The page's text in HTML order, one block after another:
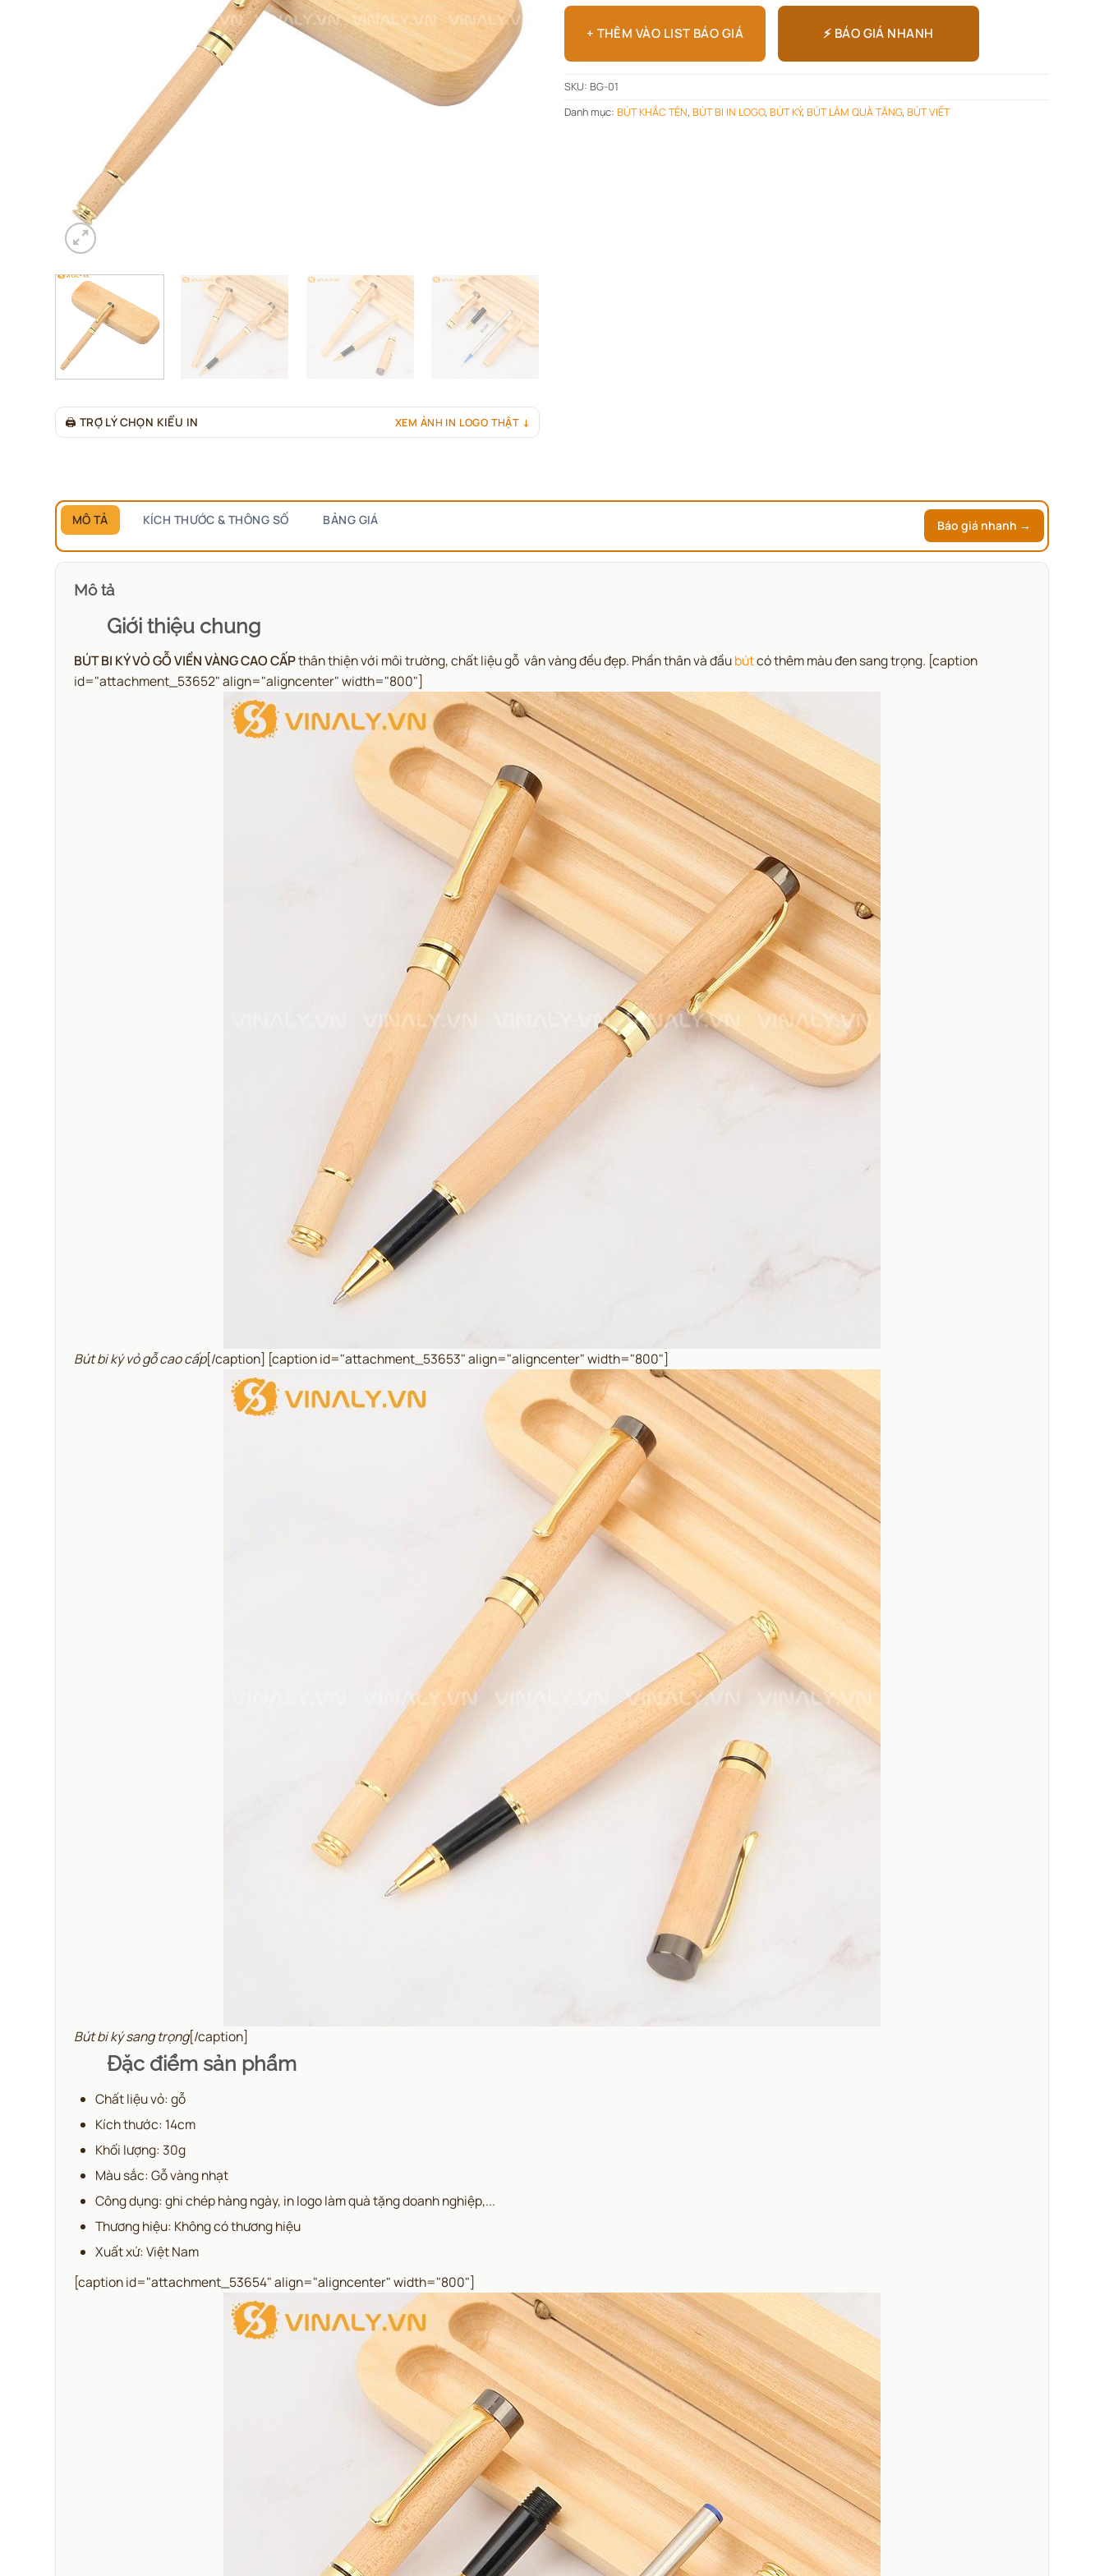
🖨 TRỢ LÝ CHỌN KIỂU IN XEM ẢNH IN LOGO THẬT ↓
+ THÊM VÀO LIST BÁO GIÁ ⚡ BÁO GIÁ NHANH
SKU: BG-01
Danh mục: BÚT KHẮC TÊN, BÚT BI IN LOGO, BÚT KÝ, BÚT LÀM QUÀ TẶNG, BÚT VIẾT
MÔ TẢ KÍCH THƯỚC & THÔNG SỐ BẢNG GIÁ Báo giá nhanh →
Mô tả
Giới thiệu chung
BÚT BI KÝ VỎ GỖ VIỀN VÀNG CAO CẤPthân thiện với môi trường, chất liệu gỗ vân vàng đều đẹp. Phần thân và đầubútcó thêm màu đen sang trọng. [caption
id="attachment_53652" align="aligncenter" width="800"]
Bút bi ký vỏ gỗ cao cấp[/caption] [caption id="attachment_53653" align="aligncenter" width="800"]
Bút bi ký sang trọng[/caption]
Đặc điểm sản phẩm
Chất liệu vỏ: gỗ
Kích thước: 14cm
Khối lượng: 30g
Màu sắc: Gỗ vàng nhạt
Công dụng: ghi chép hàng ngày, in logo làm quà tặng doanh nghiệp,...
Thương hiệu: Không có thương hiệu
Xuất xứ: Việt Nam
[caption id="attachment_53654" align="aligncenter" width="800"]